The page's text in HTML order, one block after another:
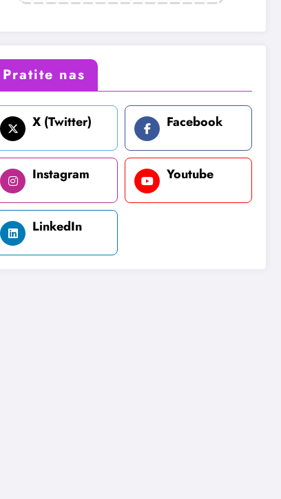
Pratite nas
X (Twitter) Facebook
Instagram Youtube
LinkedIn